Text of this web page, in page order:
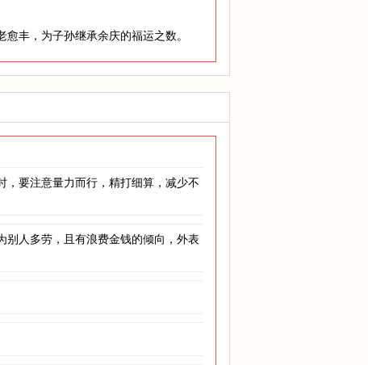
丰，为子孙继承余庆的福运之数。
，要注意量力而行，精打细算，减少不
别人多劳，且有浪费金钱的倾向，外表